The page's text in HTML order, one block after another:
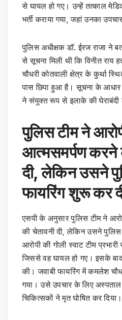
से घायल हो गए। उन्हें तत्काल
भर्ती कराया गया, जहां उनका
पुलिस अधीक्षक डॉ. ईरज राजा ने
से सूचना मिली थी कि विनीत राय
चौधरी कोतवाली क्षेत्र के कुर्था
पास छिपा हुआ है। सूचना के आधार
ने संयुक्त रूप से इलाके की घेराबंदी
पुलिस टीम ने
आत्मसमर्पण करने
दी, लेकिन उसने
फायरिंग शुरू कर
एसपी के अनुसार पुलिस टीम ने
की चेतावनी दी, लेकिन उसने
आरोपी की गोली स्वाट टीम प्रभारी
जिससे वह घायल हो गए। इसके बाद
की। जवाबी फायरिंग में कमलेश
गया। उसे उपचार के लिए अस्पताल
चिकित्सकों ने मृत घोषित कर दिया।